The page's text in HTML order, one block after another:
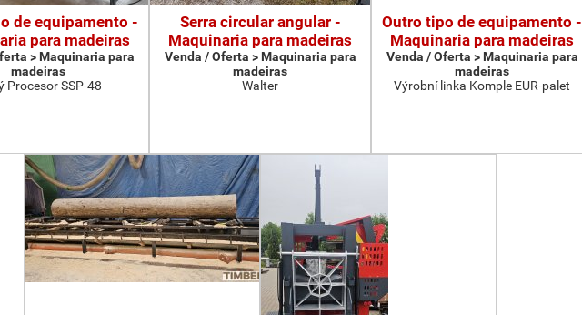
de equipamento -
para madeiras
> Maquinaria para
madeiras
Procesor SSP-48
Serra circular angular -
Maquinaria para madeiras
Venda / Oferta > Maquinaria para
madeiras
Walter
Outro tipo de equipamento -
Maquinaria para madeiras
Venda / Oferta > Maquinaria para
madeiras
Výrobní linka Komple EUR-palet